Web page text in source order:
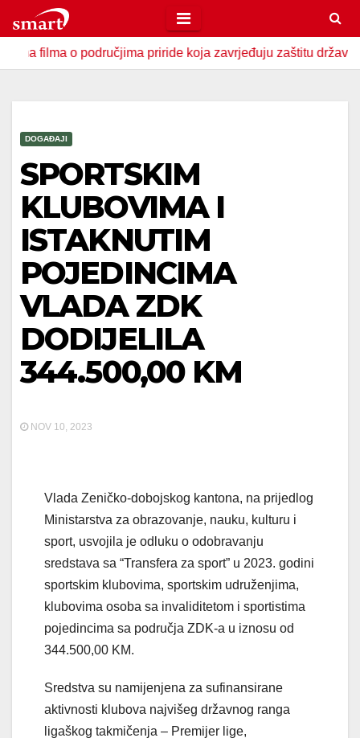
to
content
o područjima priride koja zavrjeđuju zaštitu države U
DOGAĐAJI
SPORTSKIM
KLUBOVIMA I
ISTAKNUTIM
POJEDINCIMA
VLADA ZDK
DODIJELILA
344.500,00 KM
NOV 10, 2023
Vlada Zeničko-dobojskog kantona, na prijedlog
Ministarstva za obrazovanje, nauku, kulturu i
sport, usvojila je odluku o odobravanju
sredstava sa “Transfera za sport” u 2023. godini
sportskim klubovima, sportskim udruženjima,
klubovima osoba sa invaliditetom i sportistima
pojedincima sa područja ZDK-a u iznosu od
344.500,00 KM.
Sredstva su namijenjena za sufinansirane
aktivnosti klubova najvišeg državnog ranga
ligaškog takmičenja – Premijer lige,